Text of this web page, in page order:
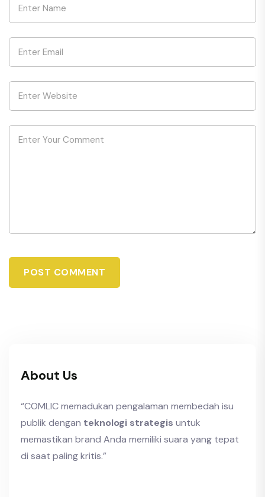
POST COMMENT
About Us
“COMLIC memadukan pengalaman membedah isu
publik dengan teknologi strategis untuk
memastikan brand Anda memiliki suara yang tepat
di saat paling kritis.”